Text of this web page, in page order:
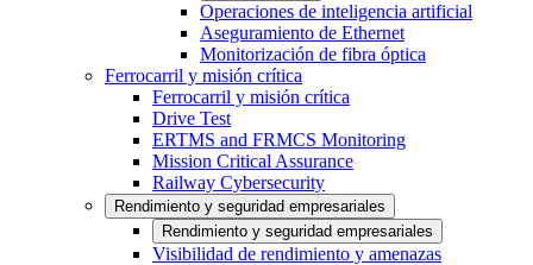
Operaciones de inteligencia artificial
Aseguramiento de Ethernet
Monitorización de fibra óptica
Ferrocarril y misión crítica
Ferrocarril y misión crítica
Drive Test
ERTMS and FRMCS Monitoring
Mission Critical Assurance
Railway Cybersecurity
Rendimiento y seguridad empresariales
Rendimiento y seguridad empresariales
Visibilidad de rendimiento y amenazas